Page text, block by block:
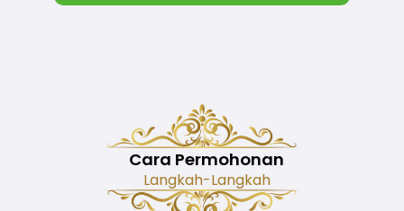
Cara Permohonan
Langkah-Langkah